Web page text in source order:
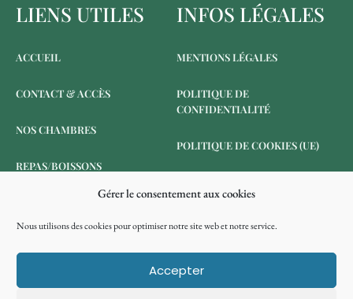
Gérer le consentement aux cookies
Nous utilisons des cookies pour optimiser notre site web et notre service.
Accepter
LIENS UTILES
ACCUEIL
CONTACT & ACCÈS
NOS CHAMBRES
REPAS/BOISSONS
RÉSERVATION
INFOS LÉGALES
MENTIONS LÉGALES
POLITIQUE DE
CONFIDENTIALITÉ
POLITIQUE DE COOKIES (UE)